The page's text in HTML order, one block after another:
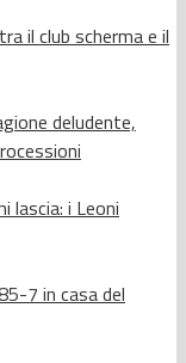
il club scherma e il
deludente,
lascia: i Leoni
7 in casa del